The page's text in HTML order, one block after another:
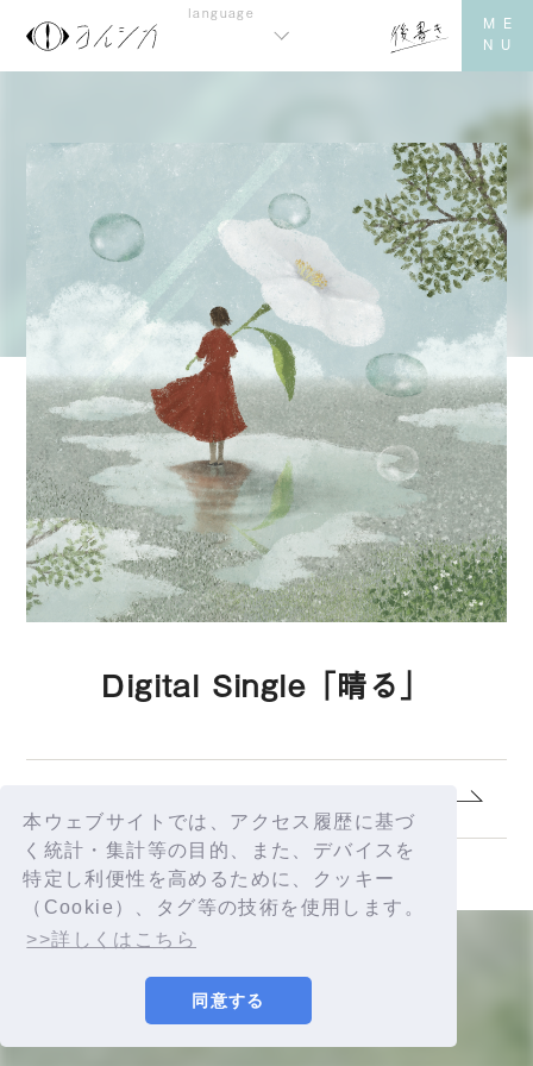
本ウェブサイトでは、アクセス履歴に基づ
く統計・集計等の目的、また、デバイスを
特定し利便性を高めるために、クッキー
（Cookie）、タグ等の技術を使用します。
>>詳しくはこちら
同意する
Digital Single「晴る」
© YORUSHIKA All Rights Reserved.